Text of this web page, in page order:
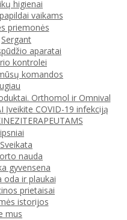
higienai
vaikams
priemonės
Sergant
aparatai
kontrolei
komandos
Orthomol ir Omnival
Įveikite COVID-19 infekciją
Sveikata
nauda
gyvensena
oda ir plaukai
prietaisai
istorijos
mus